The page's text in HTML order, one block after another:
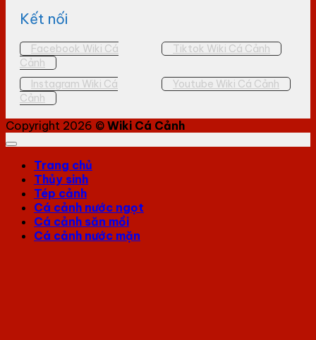
Kết nối
Facebook Wiki Cá
Cảnh
Tiktok Wiki Cá Cảnh
Instagram Wiki Cá
Cảnh
Youtube Wiki Cá Cảnh
Copyright 2026 © Wiki Cá Cảnh
Trang chủ
Thủy sinh
Tép cảnh
Cá cảnh nước ngọt
Cá cảnh săn mồi
Cá cảnh nước mặn